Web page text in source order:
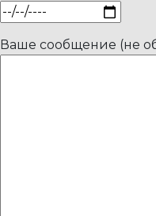
Ваше сообщение (не